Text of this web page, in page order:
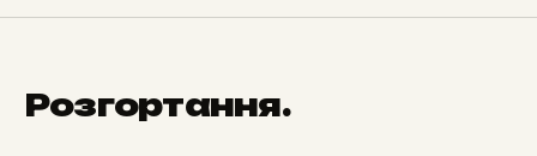
Розгортання.